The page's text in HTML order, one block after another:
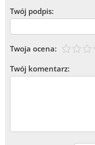
Twój podpis:
Twoja ocena:
Twój komentarz: